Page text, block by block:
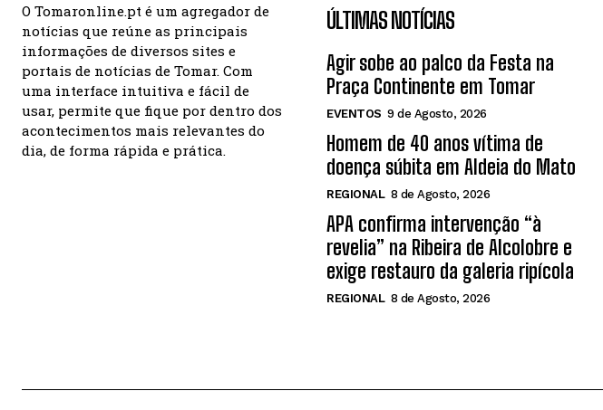
O Tomaronline.pt é um agregador de
notícias que reúne as principais
informações de diversos sites e
portais de notícias de Tomar. Com
uma interface intuitiva e fácil de
usar, permite que fique por dentro dos
acontecimentos mais relevantes do
dia, de forma rápida e prática.
ÚLTIMAS NOTÍCIAS
Agir sobe ao palco da Festa na
Praça Continente em Tomar
EVENTOS 9 de Agosto, 2026
Homem de 40 anos vítima de
doença súbita em Aldeia do Mato
REGIONAL 8 de Agosto, 2026
APA confirma intervenção “à
revelia” na Ribeira de Alcolobre e
exige restauro da galeria ripícola
REGIONAL 8 de Agosto, 2026